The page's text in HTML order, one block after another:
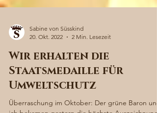
20. Okt. 2022
2 Min. Lesezeit
Wir erhalten die
Staatsmedaille für
Umweltschutz